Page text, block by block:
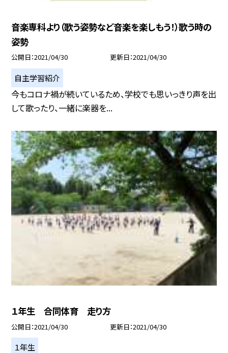
音楽専科より（歌う姿勢など音楽を楽しもう！）歌う時の
姿勢
公開日 2021/04/30 更新日 2021/04/30
自主学習紹介
今もコロナ禍が続いているため、学校でも思いっきり声を出
して歌ったり、一緒に楽器を...
１年生 合同体育 走り方
公開日 2021/04/30 更新日 2021/04/30
１年生